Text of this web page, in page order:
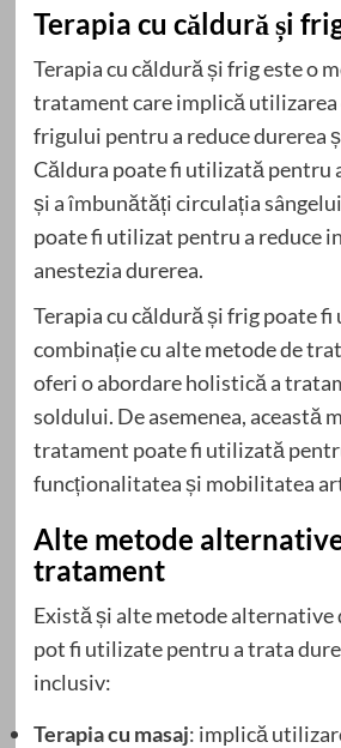
Terapia cu căldură și
Terapia cu căldură și frig este o
tratament care implică utilizarea
frigului pentru a reduce durerea
Căldura poate fi utilizată pentru
și a îmbunătăți circulația
poate fi utilizat pentru a reduce
anestezia durerea.
Terapia cu căldură și frig poate
combinație cu alte metode de
oferi o abordare holistică a
soldului. De asemenea, această
tratament poate fi utilizată
funcționalitatea și mobilitatea
Alte metode
tratament
Există și alte metode alternative
pot fi utilizate pentru a trata
inclusiv:
Terapia cu masaj: implică